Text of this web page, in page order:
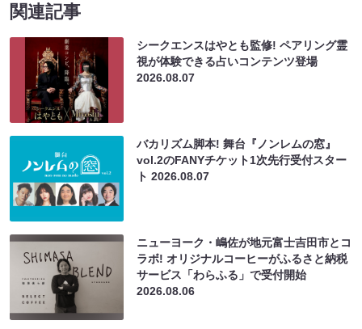
関連記事
シークエンスはやとも監修! ペアリング霊
視が体験できる占いコンテンツ登場
2026.08.07
バカリズム脚本! 舞台『ノンレムの窓』
vol.2のFANYチケット1次先行受付スター
ト2026.08.07
ニューヨーク・嶋佐が地元富士吉田市とコ
ラボ! オリジナルコーヒーがふるさと納税
サービス「わらふる」で受付開始
2026.08.06